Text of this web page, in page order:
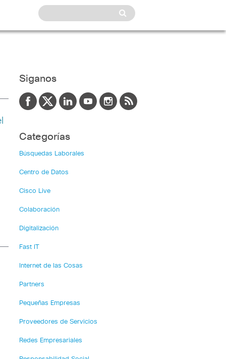
Siganos
Categorías
Búsquedas Laborales
Centro de Datos
Cisco Live
Colaboración
Digitalización
Fast IT
Internet de las Cosas
Partners
Pequeñas Empresas
Proveedores de Servicios
Redes Empresariales